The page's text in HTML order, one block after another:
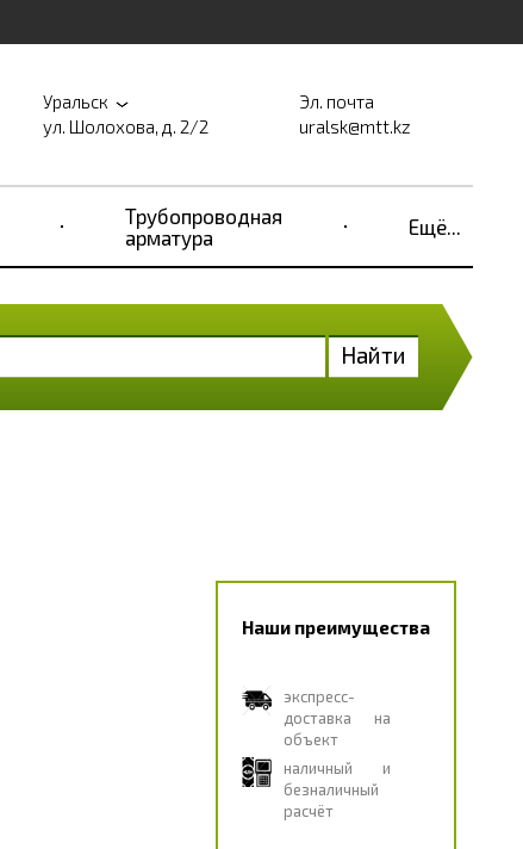
Уральск
ул. Шолохова, д. 2/2
Эл. почта
uralsk@mtt.kz
Трубопроводная
арматура
Ещё...
Найти
Наши преимущества
экспресс-
доставка на
объект
наличный и
безналичный
расчёт